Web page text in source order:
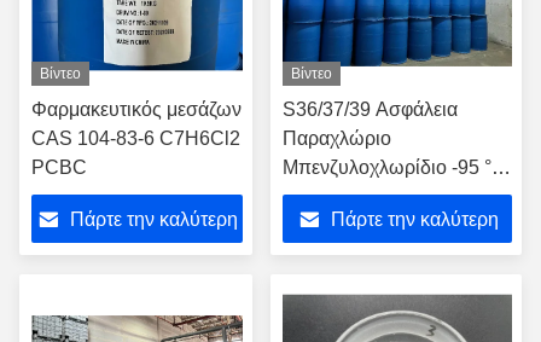
Βίντεο
Φαρμακευτικός μεσάζων
CAS 104-83-6 C7H6Cl2
PCBC
Πάρτε την καλύτερη
Βίντεο
S36/37/39 Ασφάλεια
Παραχλώριο
Μπενζυλοχλωρίδιο -95 °C
Σημείο τήξης Αριθμός
CAS 104-83-6
Πάρτε την καλύτερη